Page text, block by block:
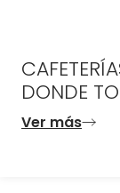
DONDE
Ver más